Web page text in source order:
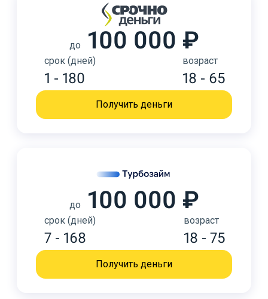
до 100 000 ₽
срок (дней)
1 - 180
возраст
18 - 65
Получить деньги
до 100 000 ₽
срок (дней)
7 - 168
возраст
18 - 75
Получить деньги